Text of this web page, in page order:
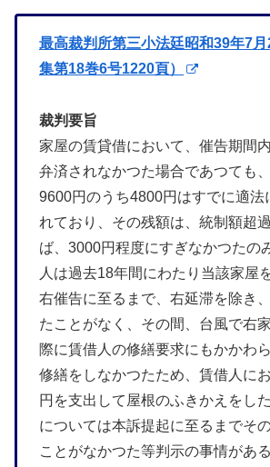
最高裁判所第三小法廷昭和39年7
集第18巻6号1220頁）
裁判要旨
家屋の賃貸借において、催告期間
弁済されなかつた場合であつても
9600円のうち4800円はすでに適法
れており、その残額は、統制額超
ば、3000円程度にすぎなかつたの
人は過去18年間にわたり当該家屋
右催告に至るまで、右延滞を除き
たことがなく、その間、台風で右
際に賃借人の修繕要求にもかかわ
修繕をしなかつたため、賃借人に
円を支出して屋根のふきかえをし
については本訴提起に至るまでそ
ことがなかつた等判示の事情があ